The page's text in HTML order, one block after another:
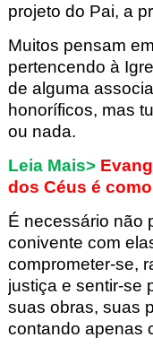
projeto do Pai, a
Muitos pensam
pertencendo à
de alguma
honoríficos, mas
ou nada.
Leia Mais>
dos Céus é
É necessário não
conivente com
comprometer-se,
justiça e sentir-se
suas obras, suas
contando apenas